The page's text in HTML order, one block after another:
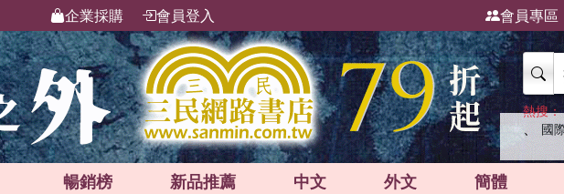
企業採購 會員登入 會員專區
熱搜：
、 國
暢銷榜 新品推薦 中文 外文 簡體